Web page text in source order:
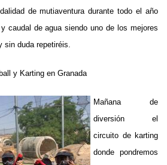
de mutiaventura durante todo el año
caudal de agua siendo uno de los mejores
sin duda repetiréis.
y Karting en Granada
Mañana de
diversión el
circuito de karting
donde pondremos